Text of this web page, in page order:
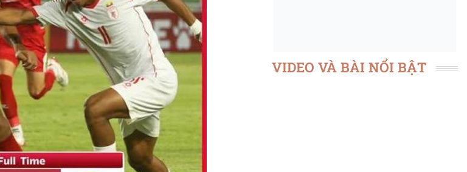
VIDEO VÀ BÀI NỔI BẬT